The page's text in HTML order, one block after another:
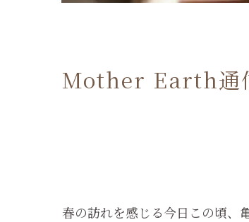
Mother Earth通
春の訪れを感じる今日この頃、